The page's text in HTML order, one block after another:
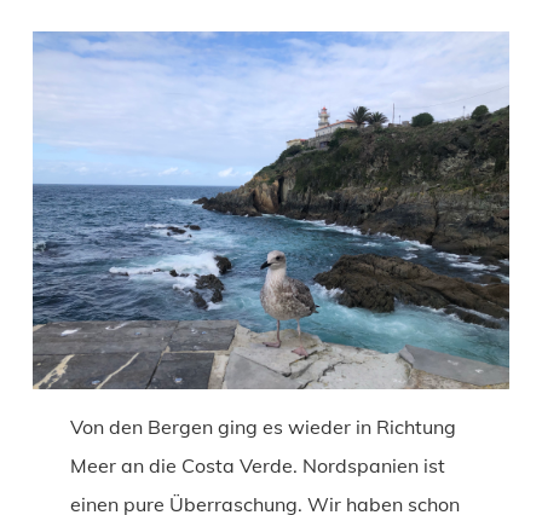
Von den Bergen ging es wieder in Richtung
Meer an die Costa Verde. Nordspanien ist
einen pure Überraschung. Wir haben schon